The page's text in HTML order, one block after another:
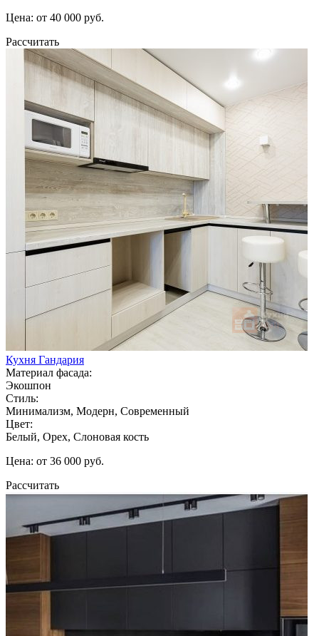
Цена: от 40 000 руб.
Рассчитать
Кухня Гандария
Материал фасада:
Экошпон
Стиль:
Минимализм, Модерн, Современный
Цвет:
Белый, Орех, Слоновая кость
Цена: от 36 000 руб.
Рассчитать